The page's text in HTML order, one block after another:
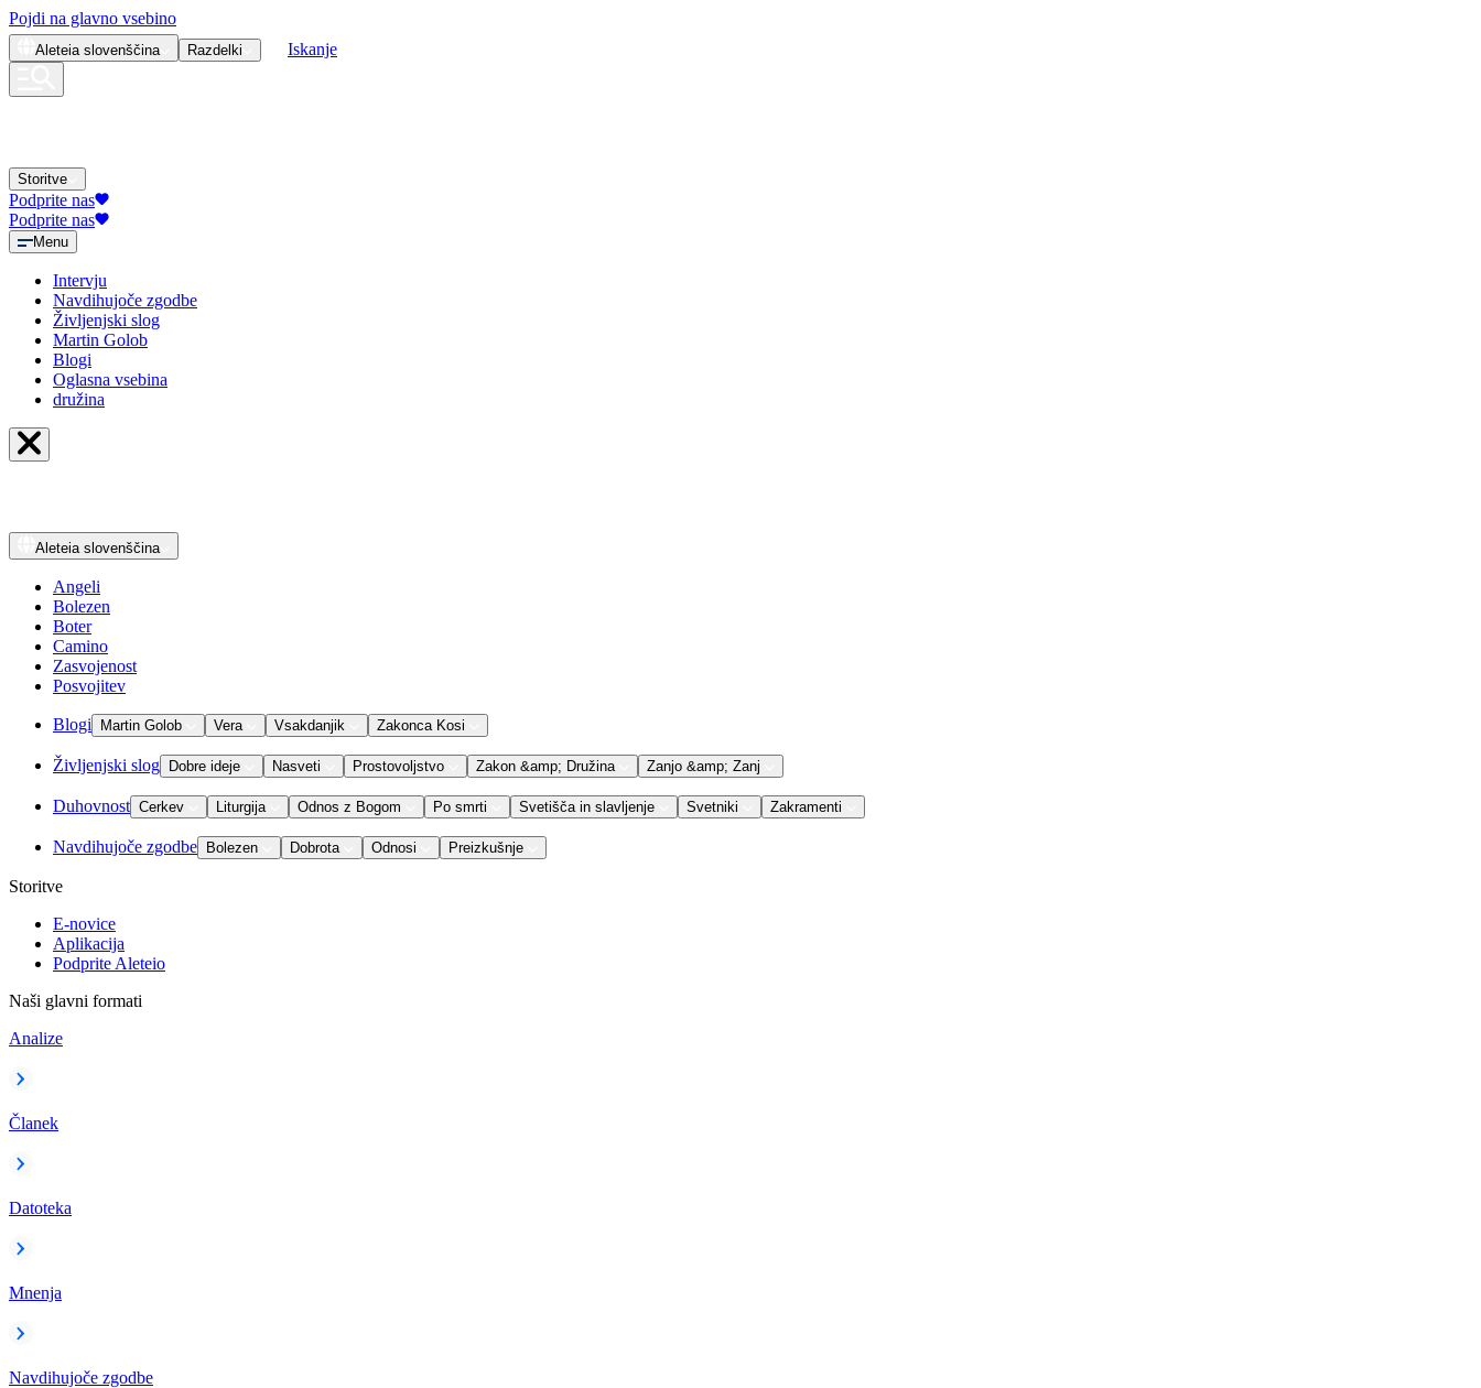
Pojdi na glavno vsebino
Aleteia slovenščina Razdelki Iskanje
Storitve
Podprite nas
Podprite nas
Menu
Intervju
Navdihujoče zgodbe
Življenjski slog
Martin Golob
Blogi
Oglasna vsebina
družina
Aleteia slovenščina
Angeli
Bolezen
Boter
Camino
Zasvojenost
Posvojitev
Blogi Martin Golob Vera Vsakdanjik Zakonca Kosi
Življenjski slog Dobre ideje Nasveti Prostovoljstvo Zakon &amp; Družina Zanjo &amp; Zanj
Duhovnost Cerkev Liturgija Odnos z Bogom Po smrti Svetišča in slavljenje Svetniki Zakramenti
Navdihujoče zgodbe Bolezen Dobrota Odnosi Preizkušnje
Storitve
E-novice
Aplikacija
Podprite Aleteio
Naši glavni formati
Analize
Članek
Datoteka
Mnenja
Navdihujoče zgodbe